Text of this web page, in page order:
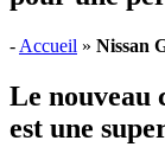
- Accueil » Nissan
Le nouveau
est une